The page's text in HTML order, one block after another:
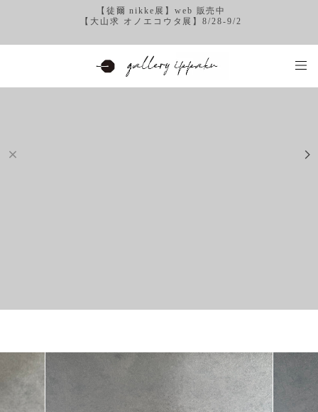
【徒爾 nikke展】web 販売中
【大山求 オノエコウタ展】8/28-9/2